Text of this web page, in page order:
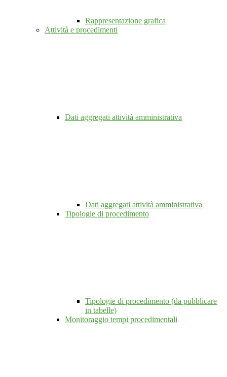
Rappresentazione grafica
Attività e procedimenti
Dati aggregati attività amministrativa
Dati aggregati attività amministrativa
Tipologie di procedimento
Tipologie di procedimento (da pubblicare
in tabelle)
Monitoraggio tempi procedimentali